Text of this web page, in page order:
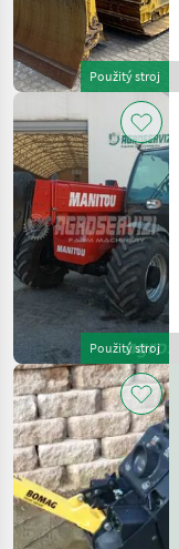
Použitý stroj
Použitý stroj